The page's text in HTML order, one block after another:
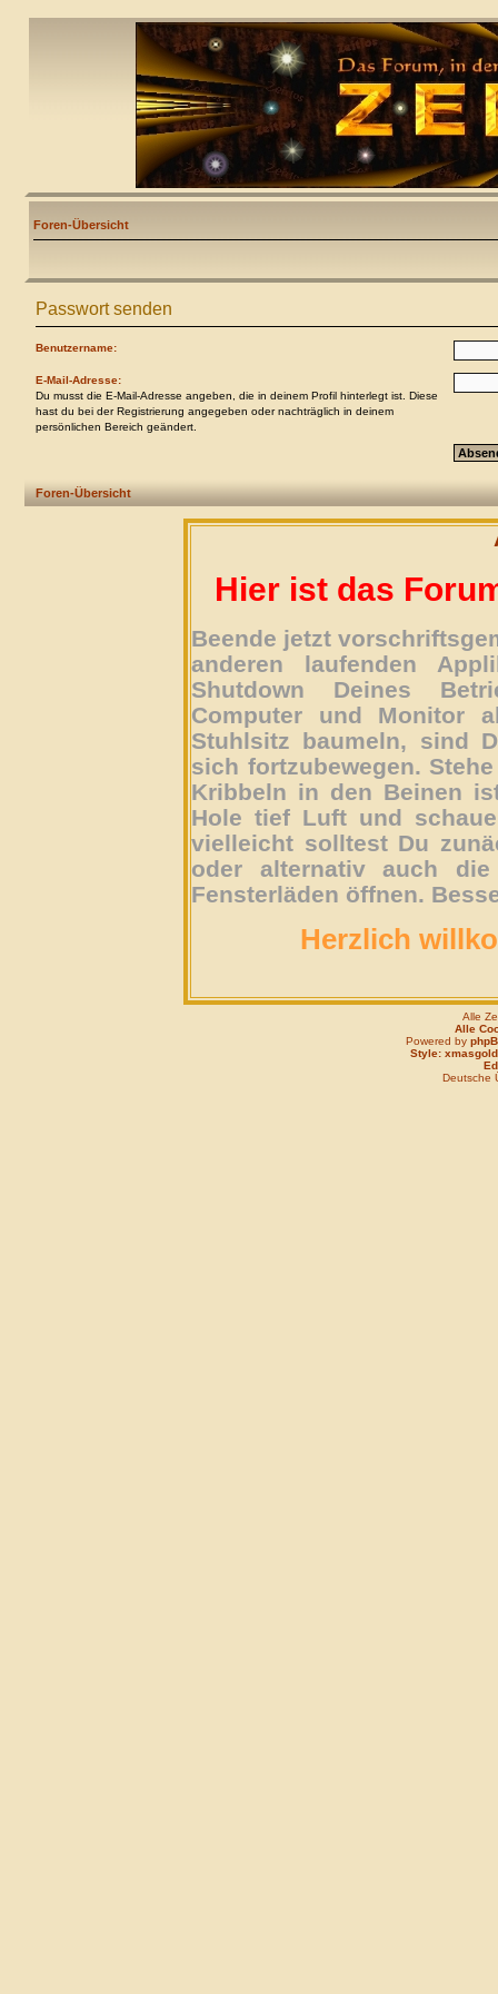
Foren-Übersicht
Passwort senden
Benutzername:
E-Mail-Adresse:
Du musst die E-Mail-Adresse angeben, die in deinem Profil hinterlegt ist. Diese
hast du bei der Registrierung angegeben oder nachträglich in deinem
persönlichen Bereich geändert.
Foren-Übersicht
Hier ist das
Beende jetzt
anderen laufenden
Shutdown Deines
Computer und Monitor
Stuhlsitz baumeln, sind
sich fortzubewegen.
Kribbeln in den Beinen
Hole tief Luft und
vielleicht solltest Du
oder alternativ auch
Fensterläden öffnen.
Herzlich
Alle
Alle
Powered by
Style: xmasgold
Deutsche